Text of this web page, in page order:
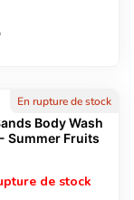
En rupture de stock
Body Wash
Summer Fruits
de stock